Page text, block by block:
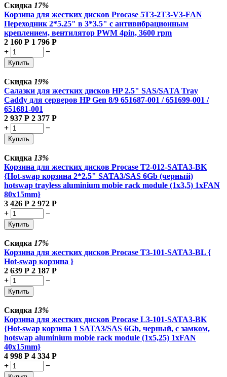
Скидка 17%
Корзина для жестких дисков Procase 5T3-2T3-V3-FAN
Переходник 2*5.25" в 3*3.5" с антивибрационным
креплением, вентилятор PWM 4pin, 3600 rpm
2 160 Р 1 796 Р
+
−
Купить
Скидка 19%
Салазки для жестких дисков HP 2.5" SAS/SATA Tray
Caddy для серверов HP Gen 8/9 651687-001 / 651699-001 /
651681-001
2 937 Р 2 377 Р
+
−
Купить
Скидка 13%
Корзина для жестких дисков Procase T2-012-SATA3-BK
{Hot-swap корзина 2*2.5" SATA3/SAS 6Gb (черный)
hotswap trayless aluminium mobie rack module (1x3,5) 1xFAN
80x15mm}
3 426 Р 2 972 Р
+
−
Купить
Скидка 17%
Корзина для жестких дисков Procase T3-101-SATA3-BL {
Hot-swap корзина }
2 639 Р 2 187 Р
+
−
Купить
Скидка 13%
Корзина для жестких дисков Procase L3-101-SATA3-BK
{Hot-swap корзина 1 SATA3/SAS 6Gb, черный, с замком,
hotswap aluminium mobie rack module (1x5,25) 1xFAN
40x15mm}
4 998 Р 4 334 Р
+
−